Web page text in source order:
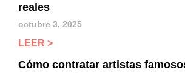
reales
octubre 3, 2025
LEER >
Cómo contratar artistas